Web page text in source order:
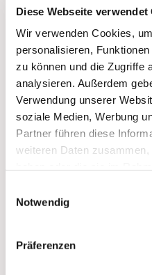
Diese Webseite verwendet
Wir verwenden Cookies,
personalisieren,
zu können und die Zugriffe
analysieren. Außerdem
Verwendung unserer
soziale Medien, Werbung
Partner führen diese
weiteren Daten
Notwendig
Präferenzen